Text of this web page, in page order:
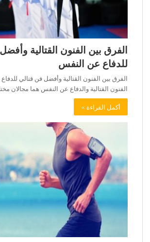
الفرق بين الفنون القتالية
للدفاع عن النفس
الفرق بين الفنون القتالية وأفضل فن قتالي
الفنون القتالية والدفاع عن النفس هما مجالان
أكمل القراءة »